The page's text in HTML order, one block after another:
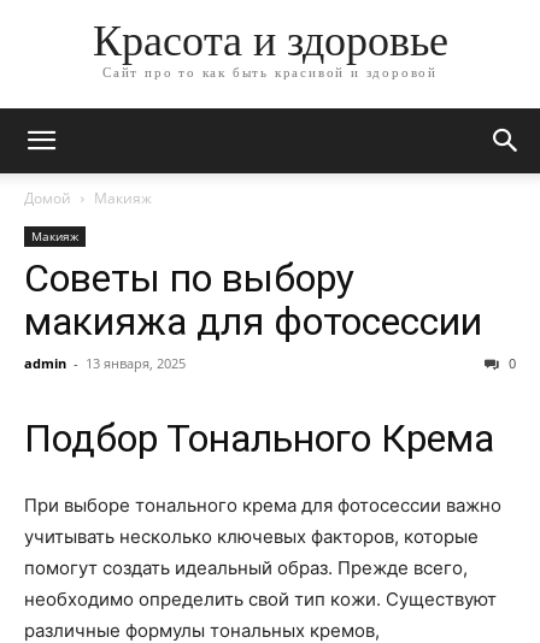
Красота и здоровье
Сайт про то как быть красивой и здоровой
Домой Макияж
Макияж
Советы по выбору
макияжа для фотосессии
admin - 13 января, 2025 0
Подбор Тонального Кремa
При выборе тонального крема для фотосессии важно
учитывать несколько ключевых факторов, которые
помогут создать идеальный образ. Прежде всего,
необходимо определить свой тип кожи. Существуют
различные формулы тональных кремов,